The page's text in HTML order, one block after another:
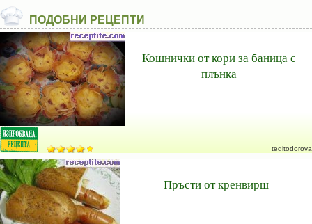
ПОДОБНИ РЕЦЕПТИ
Кошнички от кори за баница с
плънка
teditodorova
Пръсти от кренвирш